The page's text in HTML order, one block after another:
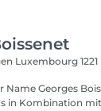
Luxembourg 1221
Name Georges
in Kombination